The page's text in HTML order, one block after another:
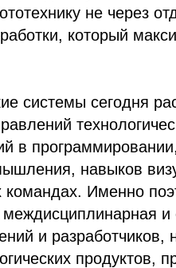
не через
который
системы сегодня
в
навыков
командах. Именно
междисциплинарная
и разработчиков,
продуктов,